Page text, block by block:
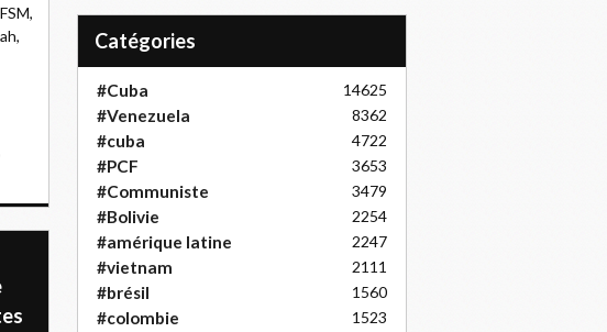
Catégories
#Cuba 14625
#Venezuela 8362
#cuba 4722
#PCF 3653
#Communiste 3479
#Bolivie 2254
#amérique latine 2247
#vietnam 2111
#brésil 1560
#colombie 1523